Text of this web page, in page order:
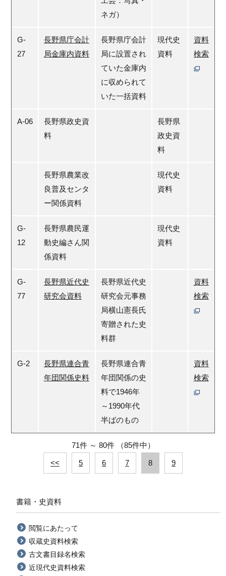
ネガ）
G-
27
長野県庁会計
局金庫内資料
長野県庁会計
局に設置され
ていた金庫内
に収められて
いた一括資料
現代史
資料
資料
検索
A-06
長野県政史資
料
長野県
政史資
料
長野県農業改
良普及センタ
ー関係資料
現代史
資料
G-
12
長野県農民運
動史編さん関
係資料
現代史
資料
G-
77
長野県近代史
研究会資料
長野県近代史
研究会元事務
局横山憲長氏
寄贈された史
料群
資料
検索
G-2
長野県連合青
年団関係史料
長野県連合青
年団関係の史
料で1946年
～1990年代
半ばのもの
資料
検索
71件 ～ 80件 （85件中）
<< 5 6 7 8 9
書籍・史資料
閲覧にあたって
収蔵史資料検索
古文書目録名検索
近現代史資料検索